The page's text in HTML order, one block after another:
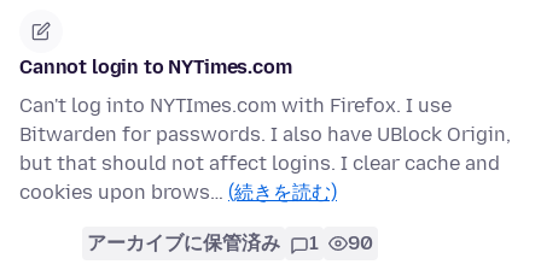
Cannot login to NYTimes.com
Can't log into NYTImes.com with Firefox. I use
Bitwarden for passwords. I also have UBlock Origin,
but that should not affect logins. I clear cache and
cookies upon brows… (続きを読む)
アーカイブに保管済み 1 90